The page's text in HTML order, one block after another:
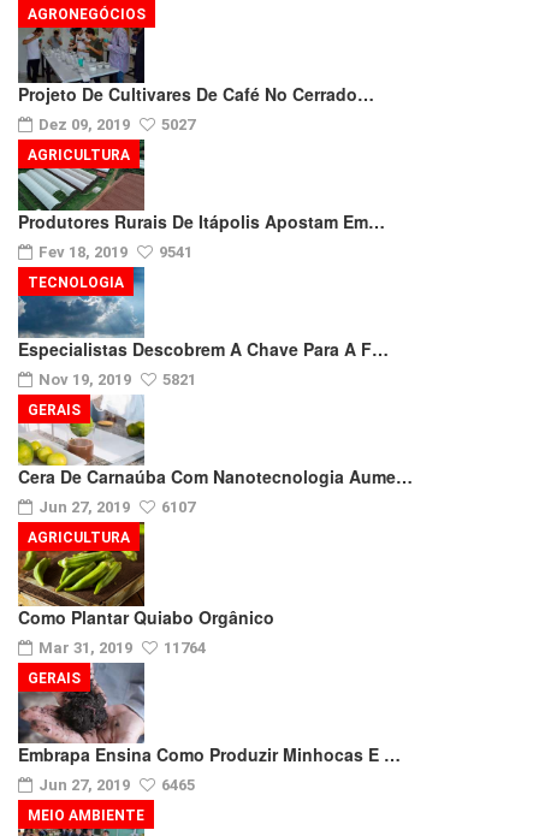
Projeto De Cultivares De Café No Cerrado…
Dez 09, 2019 5027
AGRONEGÓCIOS
Produtores Rurais De Itápolis Apostam Em…
Fev 18, 2019 9541
AGRICULTURA
Especialistas Descobrem A Chave Para A F…
Nov 19, 2019 5821
TECNOLOGIA
Cera De Carnaúba Com Nanotecnologia Aume…
Jun 27, 2019 6107
GERAIS
Como Plantar Quiabo Orgânico
Mar 31, 2019 11764
AGRICULTURA
Embrapa Ensina Como Produzir Minhocas E …
Jun 27, 2019 6465
GERAIS
MEIO AMBIENTE